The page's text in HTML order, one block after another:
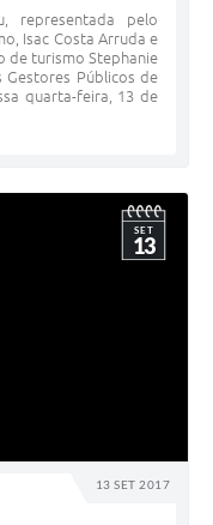
representada pelo
Isac Costa Arruda e
de turismo Stephanie
Públicos de
quarta-feira, 13 de
13 SET 2017
SET
13